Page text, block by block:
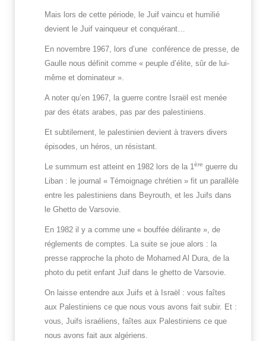
Mais lors de cette période, le Juif vaincu et humilié
devient le Juif vainqueur et conquérant…
En novembre 1967, lors d’une conférence de presse, de
Gaulle nous définit comme « peuple d’élite, sûr de lui-
même et dominateur ».
A noter qu’en 1967, la guerre contre Israël est menée
par des états arabes, pas par des palestiniens.
Et subtilement, le palestinien devient à travers divers
épisodes, un héros, un résistant.
Le summum est atteint en 1982 lors de la 1ère guerre du
Liban : le journal « Témoignage chrétien » fit un parallèle
entre les palestiniens dans Beyrouth, et les Juifs dans
le Ghetto de Varsovie.
En 1982 il y a comme une « bouffée délirante », de
réglements de comptes. La suite se joue alors : la
presse rapproche la photo de Mohamed Al Dura, de la
photo du petit enfant Juif dans le ghetto de Varsovie.
On laisse entendre aux Juifs et à Israël : vous faîtes
aux Palestiniens ce que nous vous avons fait subir. Et :
vous, Juifs israéliens, faîtes aux Palestiniens ce que
nous avons fait aux algériens.